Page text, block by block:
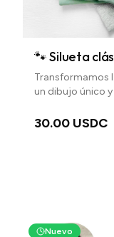
🐾 Silueta
Transformamos
un dibujo único
30.00 USDC
Nuevo